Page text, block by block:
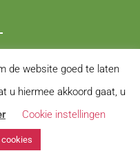
de website goed te laten
u hiermee akkoord gaat, u
Cookie instellingen